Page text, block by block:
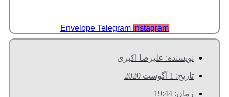
Envelope Telegram Instagram
نویسنده: علیرضا اکبری
تاریخ: 1 آگوست 2020
زمان: 19:44